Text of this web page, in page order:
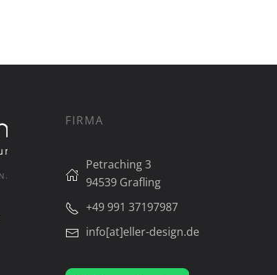
FIRMA
Petraching 3
94539 Grafling
+49 991 37197987
info[at]eller-design.de